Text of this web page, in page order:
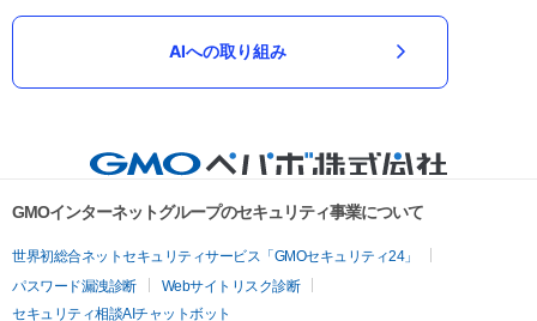
AIへの取り組み
GMOインターネットグループのセキュリティ事業について
世界初総合ネットセキュリティサービス「GMOセキュリティ24」
パスワード漏洩診断
Webサイトリスク診断
セキュリティ相談AIチャットボット